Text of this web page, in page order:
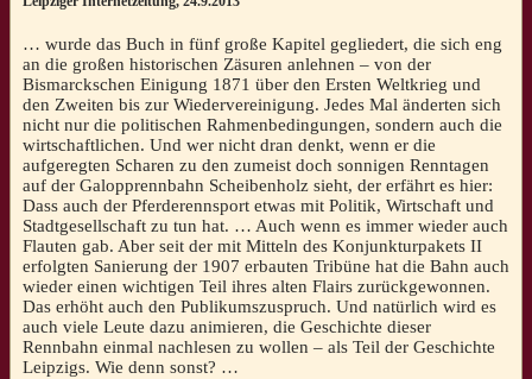
… wurde das Buch in fünf große Kapitel gegliedert, die sich eng
an die großen historischen Zäsuren anlehnen – von der
Bismarckschen Einigung 1871 über den Ersten Weltkrieg und
den Zweiten bis zur Wiedervereinigung. Jedes Mal änderten sich
nicht nur die politischen Rahmenbedingungen, sondern auch die
wirtschaftlichen. Und wer nicht dran denkt, wenn er die
aufgeregten Scharen zu den zumeist doch sonnigen Renntagen
auf der Galopprennbahn Scheibenholz sieht, der erfährt es hier:
Dass auch der Pferderennsport etwas mit Politik, Wirtschaft und
Stadtgesellschaft zu tun hat. … Auch wenn es immer wieder auch
Flauten gab. Aber seit der mit Mitteln des Konjunkturpakets II
erfolgten Sanierung der 1907 erbauten Tribüne hat die Bahn auch
wieder einen wichtigen Teil ihres alten Flairs zurückgewonnen.
Das erhöht auch den Publikumszuspruch. Und natürlich wird es
auch viele Leute dazu animieren, die Geschichte dieser
Rennbahn einmal nachlesen zu wollen – als Teil der Geschichte
Leipzigs. Wie denn sonst? …